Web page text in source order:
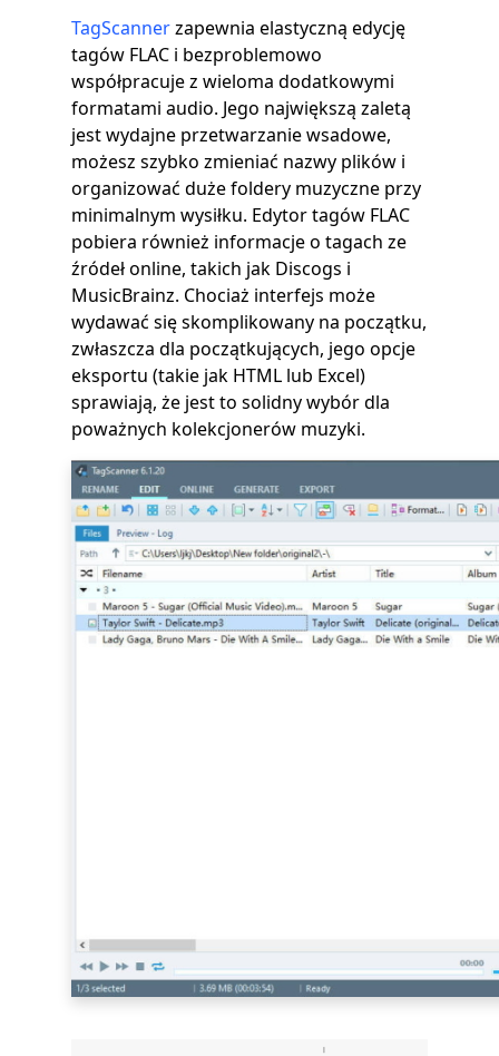
TagScannerzapewnia elastyczną edycję
tagów FLAC i bezproblemowo
współpracuje z wieloma dodatkowymi
formatami audio. Jego największą zaletą
jest wydajne przetwarzanie wsadowe,
możesz szybko zmieniać nazwy plików i
organizować duże foldery muzyczne przy
minimalnym wysiłku. Edytor tagów FLAC
pobiera również informacje o tagach ze
źródeł online, takich jak Discogs i
MusicBrainz. Chociaż interfejs może
wydawać się skomplikowany na początku,
zwłaszcza dla początkujących, jego opcje
eksportu (takie jak HTML lub Excel)
sprawiają, że jest to solidny wybór dla
poważnych kolekcjonerów muzyki.